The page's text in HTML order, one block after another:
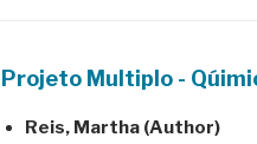
Projeto Multiplo -
Reis, Martha (Author)